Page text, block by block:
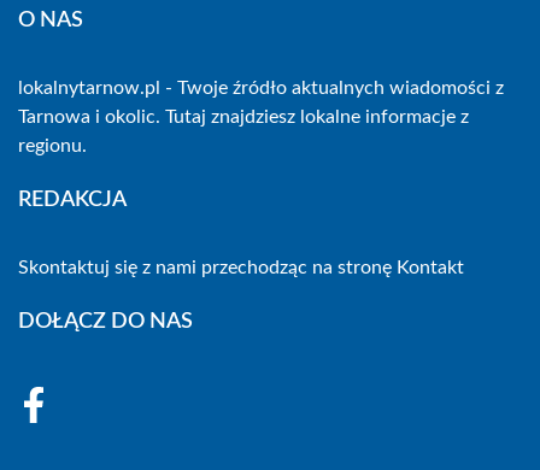
O NAS
lokalnytarnow.pl - Twoje źródło aktualnych wiadomości z
Tarnowa i okolic. Tutaj znajdziesz lokalne informacje z
regionu.
REDAKCJA
Skontaktuj się z nami przechodząc na stronę Kontakt
DOŁĄCZ DO NAS